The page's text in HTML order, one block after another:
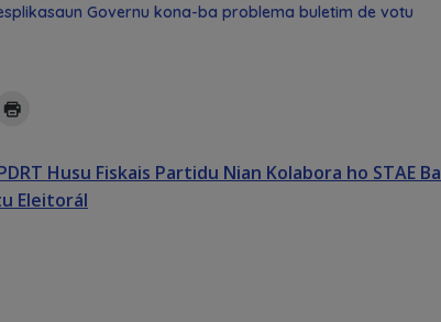
Governu kona-ba problema buletim de votu
Husu Fiskais Partidu Nian Kolabora ho STAE Ba
Eleitorál